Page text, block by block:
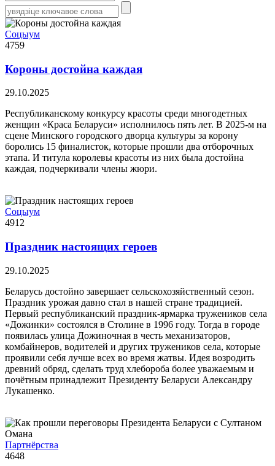
Соцыум
4759
Короны достойна каждая
29.10.2025
Республиканскому конкурсу красоты среди многодетных
женщин «Краса Беларуси» исполнилось пять лет. В 2025-м на
сцене Минского городского дворца культуры за корону
боролись 15 финалисток, которые прошли два отборочных
этапа. И титула королевы красоты из них была достойна
каждая, подчеркивали члены жюри.
Соцыум
4912
Праздник настоящих героев
29.10.2025
Беларусь достойно завершает сельскохозяйственный сезон.
Праздник урожая давно стал в нашей стране традицией.
Первый республиканский праздник-ярмарка тружеников села
«Дожинки» состоялся в Столине в 1996 году. Тогда в городе
появилась улица Дожиночная в честь механизаторов,
комбайнеров, водителей и других тружеников села, которые
проявили себя лучше всех во время жатвы. Идея возродить
древний обряд, сделать труд хлебороба более уважаемым и
почётным принадлежит Президенту Беларуси Александру
Лукашенко.
Партнёрства
4648